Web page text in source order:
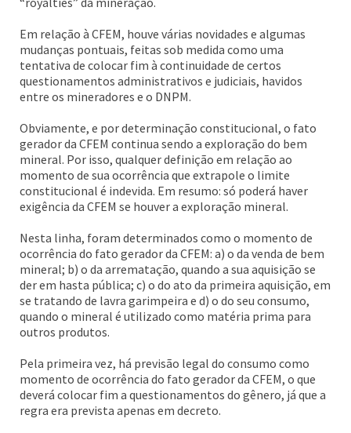
Em relação à CFEM, houve várias novidades e algumas
mudanças pontuais, feitas sob medida como uma
tentativa de colocar fim à continuidade de certos
questionamentos administrativos e judiciais, havidos
entre os mineradores e o DNPM.
Obviamente, e por determinação constitucional, o fato
gerador da CFEM continua sendo a exploração do bem
mineral. Por isso, qualquer definição em relação ao
momento de sua ocorrência que extrapole o limite
constitucional é indevida. Em resumo: só poderá haver
exigência da CFEM se houver a exploração mineral.
Nesta linha, foram determinados como o momento de
ocorrência do fato gerador da CFEM: a) o da venda de bem
mineral; b) o da arrematação, quando a sua aquisição se
der em hasta pública; c) o do ato da primeira aquisição, em
se tratando de lavra garimpeira e d) o do seu consumo,
quando o mineral é utilizado como matéria prima para
outros produtos.
Pela primeira vez, há previsão legal do consumo como
momento de ocorrência do fato gerador da CFEM, o que
deverá colocar fim a questionamentos do gênero, já que a
regra era prevista apenas em decreto.